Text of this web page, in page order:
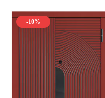
-10%